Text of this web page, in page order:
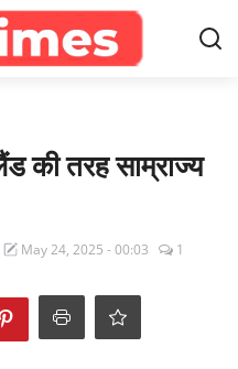
की तरह साम्राज्य
May 24, 2025 - 00:03 1